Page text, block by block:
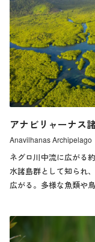
アナビリャーナス
Anavilhanas Archipelago
ネグロ川中流に広がる
水諸島群として知られ
広がる。多様な魚類や